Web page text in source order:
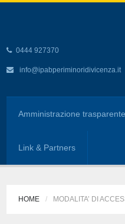
0444 927370
info@ipabperiminoridivicenza.it
Amministrazione trasparente
Link & Partners
HOME MODALITA’ DI